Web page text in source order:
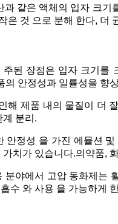
과 같은 액체의 입자 크기
은 것 으로 분해 한다, 더
된 장점은 입자 크기를
안정성과 일률성을 향
해 제품 내의 물질이 더
계 분리.
정성 을 가진 에뮬션
치가 있습니다.의약품,
야에서 고압 동화제는
수 와 사용 을 가능하게